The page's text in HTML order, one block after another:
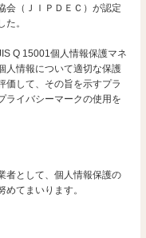
会（ＪＩＰＤＥＣ）が認定
。
Q 15001個人情報保護マネ
人情報について適切な保護
価して、その旨を示すプラ
ライバシーマークの使用を
者として、個人情報保護の
てまいります。